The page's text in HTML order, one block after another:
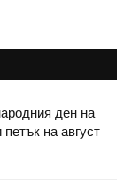
ден на
на август